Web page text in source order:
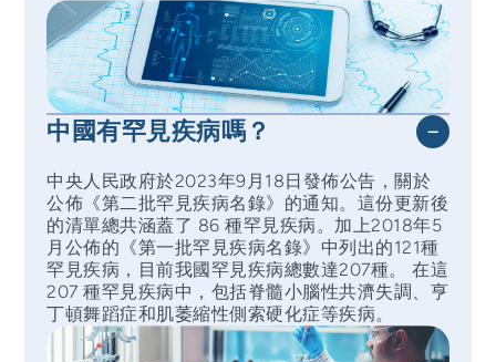
中國有罕見疾病嗎？
中央人民政府於2023年9月18日發佈公告，關於
公佈《第二批罕見疾病名錄》的通知。這份更新後
的清單總共涵蓋了 86 種罕見疾病。加上2018年5
月公佈的《第一批罕見疾病名錄》中列出的121種
罕見疾病，目前我國罕見疾病總數達207種。 在這
207 種罕見疾病中，包括脊髓小腦性共濟失調、亨
丁頓舞蹈症和肌萎縮性側索硬化症等疾病。